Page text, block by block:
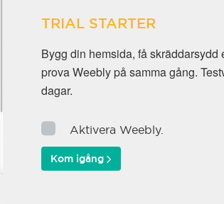
TRIAL STARTER
Bygg din hemsida, få
prova Weebly på samma gång.
dagar.
Aktivera Weebly.
Kom igång